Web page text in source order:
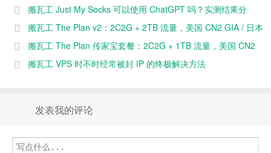
题！
底告别 Access denied 问题！
搬瓦工 Just My Socks 可以使用 ChatGPT 吗？实测结果分
享！搬瓦工 The Plan v2：2C2G + 2TB 流量，美国 CN2 GIA / 日本
软银 / 香港 CMI 等 17 条线路可选，年付 $110.9
搬瓦工 The Plan 传家宝套餐：2C2G + 1TB 流量，美国 CN2
GIA / 日本软银 / 香港 CMI 等 17 条线路可选，年付 $92.49
搬瓦工 VPS 时不时经常被封 IP 的终极解决方法
发表我的评论